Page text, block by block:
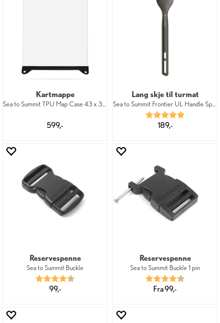
Kartmappe
Sea to Summit TPU Map Case 43 x 33 cm
599,-
Lang skje til turmat
Sea to Summit Frontier UL Handle Spoon
Karakter:
189,-
Reservespenne
Sea to Summit Buckle
Karakter:
99,-
Reservespenne
Sea to Summit Buckle 1 pin
Karakter:
Fra 99,-